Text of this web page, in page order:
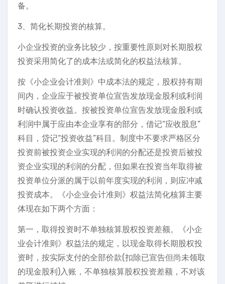
备。
3、简化长期投资的核算。
小企业投资的业务比较少，按重要性原则对长期股权
投资采用简化了的成本法或简化的权益法核算。
按《小企业会计准则》中成本法的规定，股权持有期
间内，企业应于被投资单位宣告发放现金股利或利润
时确认投资收益。按被投资单位宣告发放现金股利或
利润中属于应由本企业享有的部分，借记“应收股息”
科目，贷记“投资收益”科目。制度中不要求严格区分
投资前被投资企业实现的利润的分配还是投资后被投
资企业实现的利润的分配，但如果在投资当年取得被
投资单位分派的属于以前年度实现的利润，则应冲减
投资成本。《小企业会计准则》权益法简化核算主要
体现在如下两个方面：
第一，取得投资时不单独核算股权投资差额。《小企
业会计准则》权益法的规定，以现金取得长期股权投
资时，按实际支付的全部价款(扣除已宣告但尚未领取
的现金股利)入账，不单独核算股权投资差额，不对该